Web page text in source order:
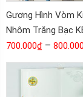
Gương Hình Vòm
Nhôm Trắng Bạc
700.000₫ – 800.000